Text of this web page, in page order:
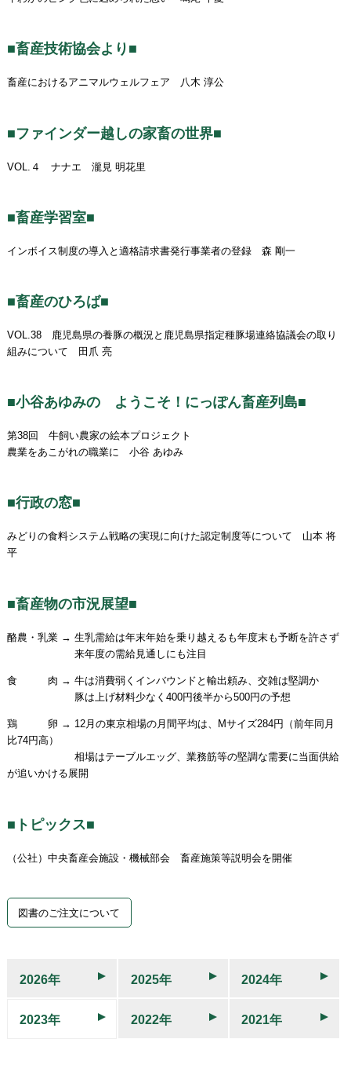
■畜産技術協会より■
畜産におけるアニマルウェルフェア 八木 淳公
■ファインダー越しの家畜の世界■
VOL.４ ナナエ 瀧見 明花里
■畜産学習室■
インボイス制度の導入と適格請求書発行事業者の登録 森 剛一
■畜産のひろば■
VOL.38 鹿児島県の養豚の概況と鹿児島県指定種豚場連絡協議会の取り
組みについて 田爪 亮
■小谷あゆみの ようこそ！にっぽん畜産列島■
第38回 牛飼い農家の絵本プロジェクト
農業をあこがれの職業に 小谷 あゆみ
■行政の窓■
みどりの食料システム戦略の実現に向けた認定制度等について 山本 将
平
■畜産物の市況展望■
酪農・乳業 → 生乳需給は年末年始を乗り越えるも年度末も予断を許さず
来年度の需給見通しにも注目
食 肉 → 牛は消費弱くインバウンドと輸出頼み、交雑は堅調か
豚は上げ材料少なく400円後半から500円の予想
鶏 卵 → 12月の東京相場の月間平均は、Mサイズ284円（前年同月
比74円高）
相場はテーブルエッグ、業務筋等の堅調な需要に当面供給
が追いかける展開
■トピックス■
（公社）中央畜産会施設・機械部会 畜産施策等説明会を開催
図書のご注文について
2026年 2025年 2024年
2023年 2022年 2021年